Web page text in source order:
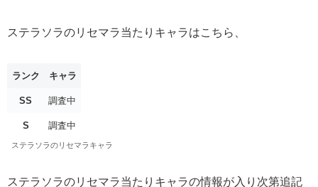
ステラソラのリセマラ当たりキャラはこちら、
ランク キャラ
SS 調査中
S 調査中
ステラソラのリセマラキャラ
ステラソラのリセマラ当たりキャラの情報が入り次第追記